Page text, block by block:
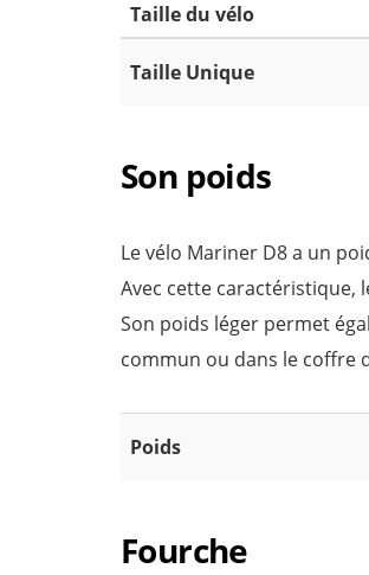
Taille du vélo
Taille Unique
Son poids
Le vélo Mariner D8 a un
Avec cette caractéristique,
Son poids léger permet
commun ou dans le coffre
Poids
Fourche